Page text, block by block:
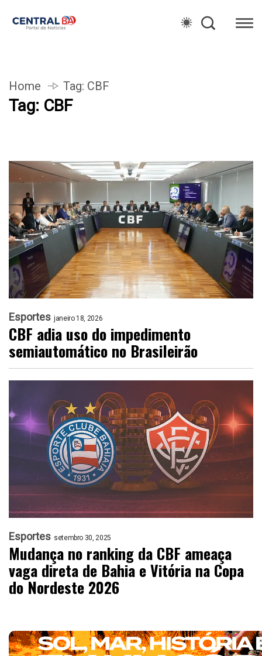
Home Tag: CBF
Tag: CBF
Esportes janeiro 18, 2026
CBF adia uso do impedimento
semiautomático no Brasileirão
Esportes setembro 30, 2025
Mudança no ranking da CBF ameaça
vaga direta de Bahia e Vitória na Copa
do Nordeste 2026